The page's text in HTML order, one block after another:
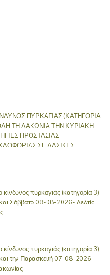
ΠΥΡΚΑΓΙΑΣ (ΚΑΤΗΓΟΡΙΑ
ΤΗ ΛΑΚΩΝΙΑ ΤΗΝ ΚΥΡΙΑΚΗ
ΠΡΟΣΤΑΣΙΑΣ –
ΣΕ ΔΑΣΙΚΕΣ
κίνδυνος πυρκαγιάς (κατηγορία 3)
Σάββατο 08-08-2026- Δελτίο
κίνδυνος πυρκαγιάς (κατηγορία 3)
την Παρασκευή 07-08-2026-